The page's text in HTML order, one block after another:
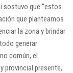
sostuvo que “estos
que planteamos
la zona y brindar
generar
común, el
provincial presente,